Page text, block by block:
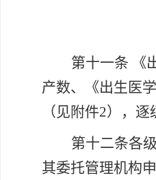
第十一条
产数、《出生医
（见附件2），
第十二条各
其委托管理机构